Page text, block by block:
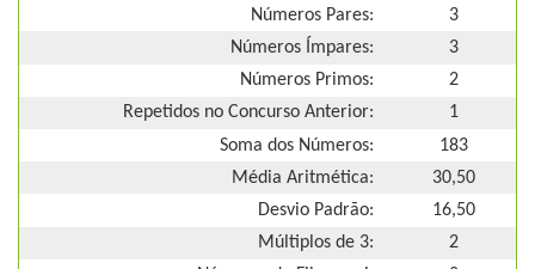
Números Pares:
3
Números Ímpares:
3
Números Primos:
2
Repetidos no Concurso Anterior:
1
Soma dos Números:
183
Média Aritmética:
30,50
Desvio Padrão:
16,50
Múltiplos de 3:
2